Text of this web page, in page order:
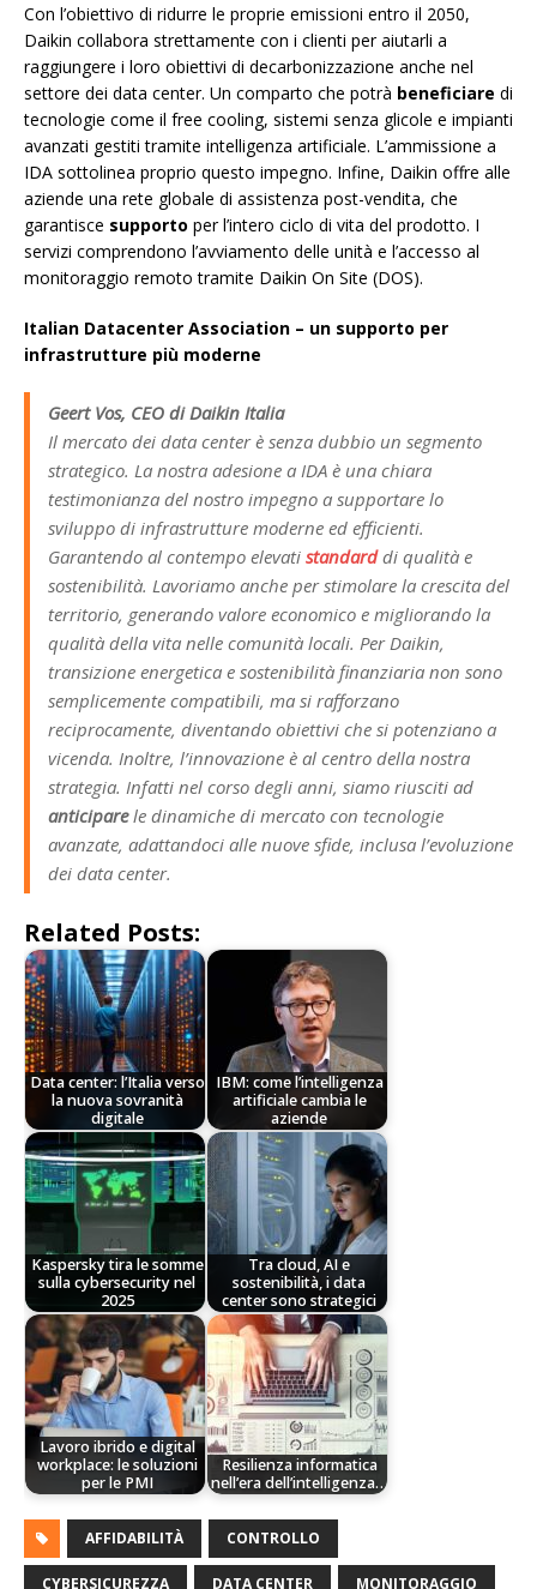
Con l’obiettivo di ridurre le proprie emissioni entro il 2050,
Daikin collabora strettamente con i clienti per aiutarli a
raggiungere i loro obiettivi di decarbonizzazione anche nel
settore dei data center. Un comparto che potrà beneficiare di
tecnologie come il free cooling, sistemi senza glicole e impianti
avanzati gestiti tramite intelligenza artificiale. L’ammissione a
IDA sottolinea proprio questo impegno. Infine, Daikin offre alle
aziende una rete globale di assistenza post-vendita, che
garantisce supporto per l’intero ciclo di vita del prodotto. I
servizi comprendono l’avviamento delle unità e l’accesso al
monitoraggio remoto tramite Daikin On Site (DOS).
Italian Datacenter Association – un supporto per
infrastrutture più moderne
Geert Vos, CEO di Daikin Italia
Il mercato dei data center è senza dubbio un segmento
strategico. La nostra adesione a IDA è una chiara
testimonianza del nostro impegno a supportare lo
sviluppo di infrastrutture moderne ed efficienti.
Garantendo al contempo elevati standarddi qualità e
sostenibilità. Lavoriamo anche per stimolare la crescita del
territorio, generando valore economico e migliorando la
qualità della vita nelle comunità locali. Per Daikin,
transizione energetica e sostenibilità finanziaria non sono
semplicemente compatibili, ma si rafforzano
reciprocamente, diventando obiettivi che si potenziano a
vicenda. Inoltre, l’innovazione è al centro della nostra
strategia. Infatti nel corso degli anni, siamo riusciti ad
anticiparele dinamiche di mercato con tecnologie
avanzate, adattandoci alle nuove sfide, inclusa l’evoluzione
dei data center.
Related Posts:
Data center: l’Italia verso
la nuova sovranità
digitale
IBM: come l’intelligenza
artificiale cambia le
aziende
Kaspersky tira le somme
sulla cybersecurity nel
2025
Tra cloud, AI e
sostenibilità, i data
center sono strategici
Lavoro ibrido e digital
workplace: le soluzioni
per le PMI
Resilienza informatica
nell’era dell’intelligenza…
AFFIDABILITÀ CONTROLLO
CYBERSICUREZZA DATA CENTER MONITORAGGIO